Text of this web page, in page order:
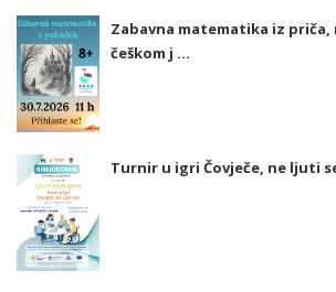
Zabavna matematika iz priča,
češkom j ...
Turnir u igri Čovječe, ne ljuti